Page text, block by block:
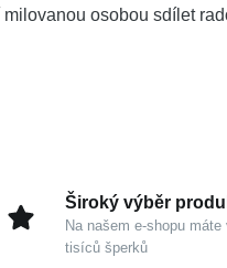
osobou sdílet
Široký výběr
Na našem e-shopu máte
tisíců šperků